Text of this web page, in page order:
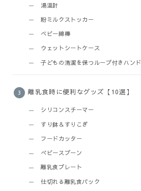
湯温計
粉ミルクストッカー
ベビー綿棒
ウェットシートケース
子どもの清潔を保つループ付きハンド
離乳食時に便利なグッズ【10選】
シリコンスチーマー
すり鉢＆すりこぎ
フードカッター
べビースプーン
離乳食プレート
仕切れる離乳食パック